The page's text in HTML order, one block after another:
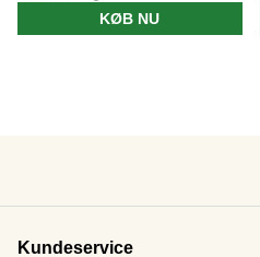
KØB NU
Kundeservice